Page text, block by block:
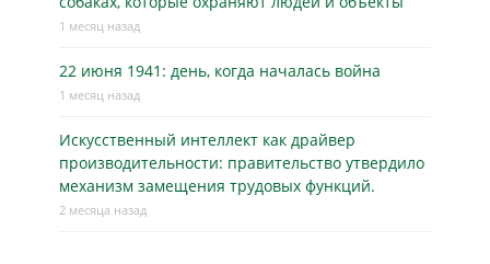
1 месяц назад
22 июня 1941: день, когда началась война
1 месяц назад
Искусственный интеллект как драйвер
производительности: правительство утвердило
механизм замещения трудовых функций.
2 месяца назад